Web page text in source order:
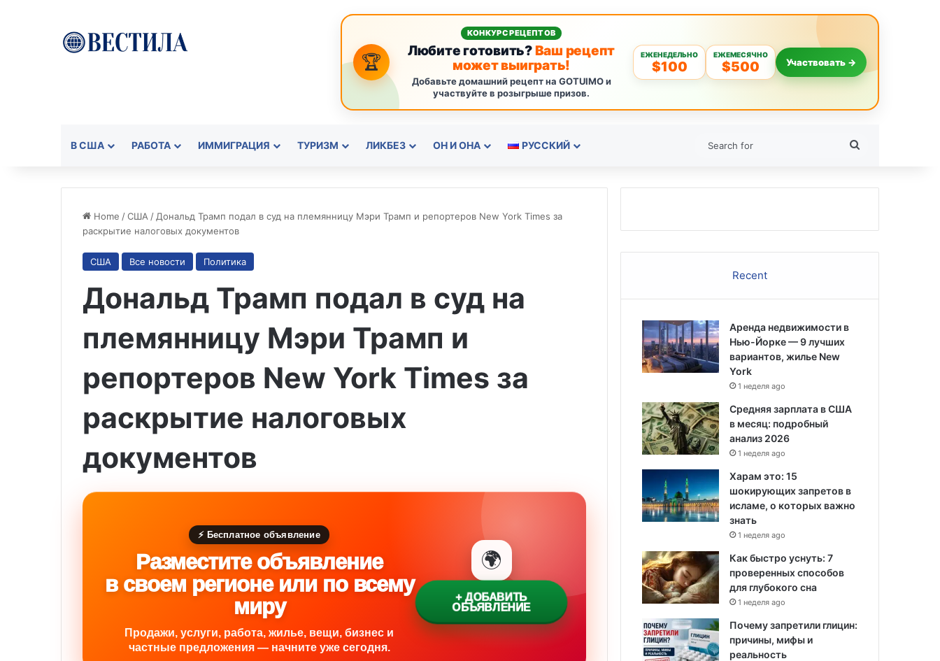
🏆
КОНКУРС РЕЦЕПТОВ
Любите готовить?Ваш рецепт
может выиграть!
Добавьте домашний рецепт на GOTUIMO и
участвуйте в розыгрыше призов.
ЕЖЕНЕДЕЛЬНО
$100
ЕЖЕМЕСЯЧНО
$500 Участвовать →
В США РАБОТА ИММИГРАЦИЯ ТУРИЗМ ЛИКБЕЗ ОН И ОНА РУССКИЙ
Home /США / Дональд Трамп подал в суд на племянницу Мэри Трамп и репортеров New York Times за
раскрытие налоговых документов
США Все новости Политика
Дональд Трамп подал в суд на
племянницу Мэри Трамп и
репортеров New York Times за
раскрытие налоговых
документов
⚡ Бесплатное объявление
Разместите объявление
в своем регионе или по всему
миру
Продажи, услуги, работа, жилье, вещи, бизнес и
частные предложения — начните уже сегодня.
🌍
+ ДОБАВИТЬ
ОБЪЯВЛЕНИЕ
Recent
Аренда недвижимости в
Нью-Йорке — 9 лучших
вариантов, жилье New
York
1 неделя ago
Средняя зарплата в США
в месяц: подробный
анализ 2026
1 неделя ago
Харам это: 15
шокирующих запретов в
исламе, о которых важно
знать
1 неделя ago
Как быстро уснуть: 7
проверенных способов
для глубокого сна
1 неделя ago
Почему запретили глицин:
причины, мифы и
реальность